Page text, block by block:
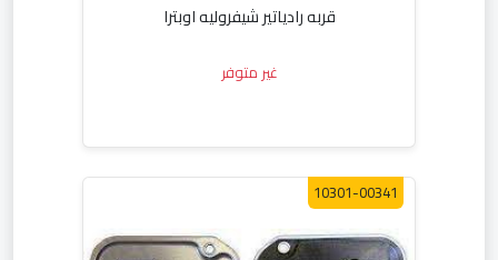
قربه رادياتير شيفروليه اوبترا
غير متوفر
10301-00341